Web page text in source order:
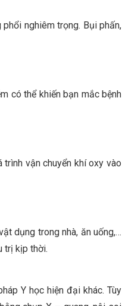
nghiêm trọng. Bụi phấn,
có thể khiến bạn mắc bệnh
vận chuyển khí oxy vào
dụng trong nhà, ăn uống,…
trị kịp thời.
Y học hiện đại khác. Tùy